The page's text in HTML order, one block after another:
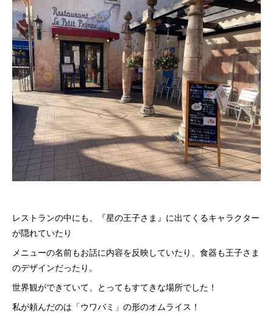
レストランの中にも、『星の王子さま』に出てくるキャラクター
が隠れていたり
メニューの名前もお話に内容を反映していたり、食器も王子さま
のデザインだったり。
世界観ができていて、とってもすてきな場所でした！
私が頼んだのは「ウワバミ」の形のオムライス！